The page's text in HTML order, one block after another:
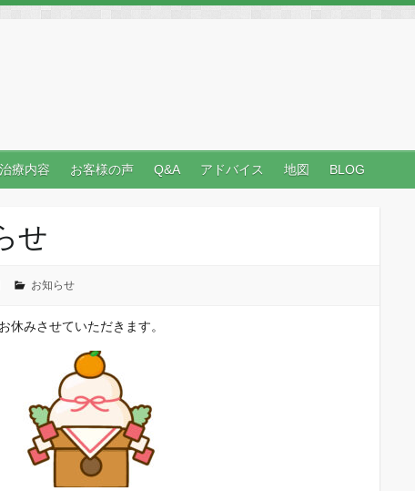
治療内容 お客様の声 Q&A アドバイス 地図 BLOG
せ
お知らせ
休みさせていただきます。